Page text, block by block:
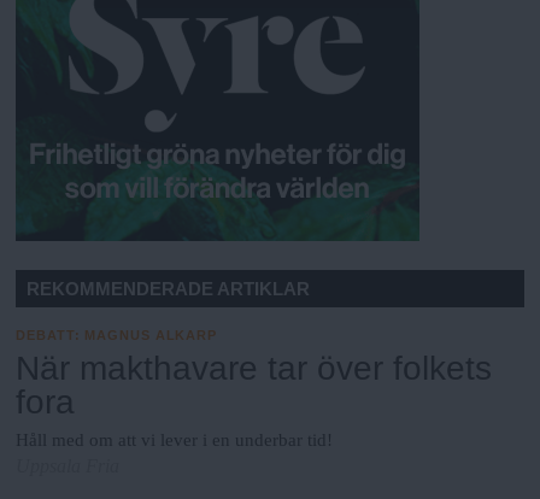
REKOMMENDERADE ARTIKLAR
DEBATT: MAGNUS ALKARP
När makthavare tar över folkets
fora
Håll med om att vi lever i en underbar tid!